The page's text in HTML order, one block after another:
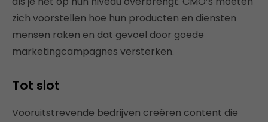
zich voorstellen hoe hun producten en diensten
mensen raken en dat gevoel door goede
marketingcampagnes versterken.
Tot slot
Vooruitstrevende bedrijven creëren content die